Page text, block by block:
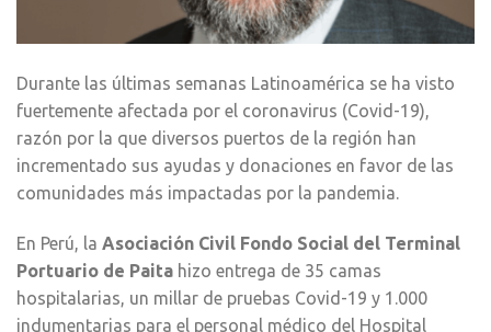
Durante las últimas semanas Latinoamérica se ha visto
fuertemente afectada por el coronavirus (Covid-19),
razón por la que diversos puertos de la región han
incrementado sus ayudas y donaciones en favor de las
comunidades más impactadas por la pandemia.
En Perú, la Asociación Civil Fondo Social del Terminal
Portuario de Paita hizo entrega de 35 camas
hospitalarias, un millar de pruebas Covid-19 y 1.000
indumentarias para el personal médico del Hospital